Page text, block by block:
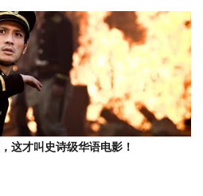
这才叫史诗级华语电影！